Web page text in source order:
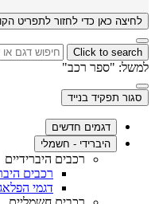
לחיצה כאן כדי לחזור לתפריט
Click to search
למשל: "ספר רכב"
סגור תפקיד בנייד
דגמים חדשים
היברידי - חשמלי
רכבים היברידיים
רכבים
דגמי